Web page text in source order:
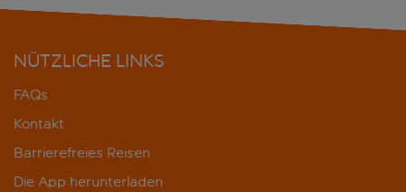
NÜTZLICHE LINKS
FAQs
Kontakt
Barrierefreies Reisen
Die App herunterladen